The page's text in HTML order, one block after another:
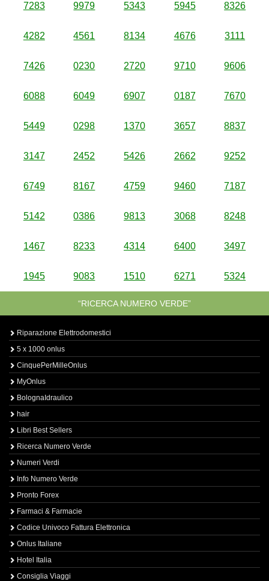
7283 9979 5343 5945 8326
4282 4561 8134 4676 3111
7426 0230 2720 9710 9606
6088 6049 6907 0187 7670
5449 0298 1370 3657 8837
3147 2452 5426 2662 9252
6749 8167 4759 9460 7187
5142 0386 9813 3068 8248
1467 8233 4314 6400 3497
1945 9083 1510 6271 5324
“RICERCA NUMERO VERDE”
Riparazione Elettrodomestici
5 x 1000 onlus
CinquePerMilleOnlus
MyOnlus
BolognaIdraulico
hair
Libri Best Sellers
Ricerca Numero Verde
Numeri Verdi
Info Numero Verde
Pronto Forex
Farmaci & Farmacie
Codice Univoco Fattura Elettronica
Onlus Italiane
Hotel Italia
Consiglia Viaggi